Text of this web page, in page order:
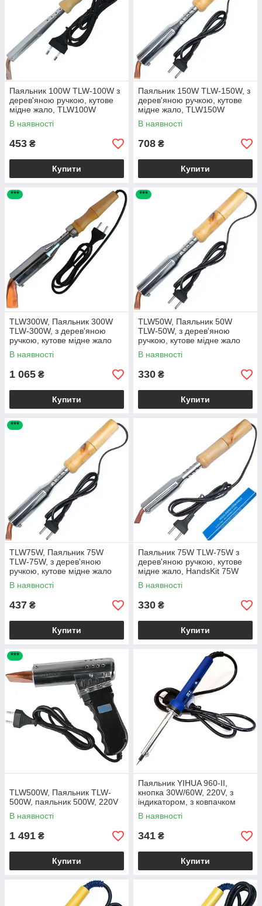
Паяльник 100W TLW-100W з
дерев'яною ручкою, кутове
мідне жало, TLW100W
Zhongdi
В наявності
453 ₴
Купити
Паяльник 150W TLW-150W, з
дерев'яною ручкою, кутове
мідне жало, TLW150W
Zhongdi
В наявності
708 ₴
Купити
***
TLW300W, Паяльник 300W
TLW-300W, з дерев'яною
ручкою, кутове мідне жало
В наявності
1 065 ₴
Купити
***
TLW50W, Паяльник 50W
TLW-50W, з дерев'яною
ручкою, кутове мідне жало
В наявності
330 ₴
Купити
***
TLW75W, Паяльник 75W
TLW-75W, з дерев'яною
ручкою, кутове мідне жало
В наявності
437 ₴
Купити
Паяльник 75W TLW-75W з
дерев'яною ручкою, кутове
мідне жало, HandsKit 75W
В наявності
330 ₴
Купити
***
TLW500W, Паяльник TLW-
500W, паяльник 500W, 220V
В наявності
1 491 ₴
Купити
Паяльник YIHUA 960-II,
кнопка 30W/60W, 220V, з
індикатором, з ковпачком
В наявності
341 ₴
Купити